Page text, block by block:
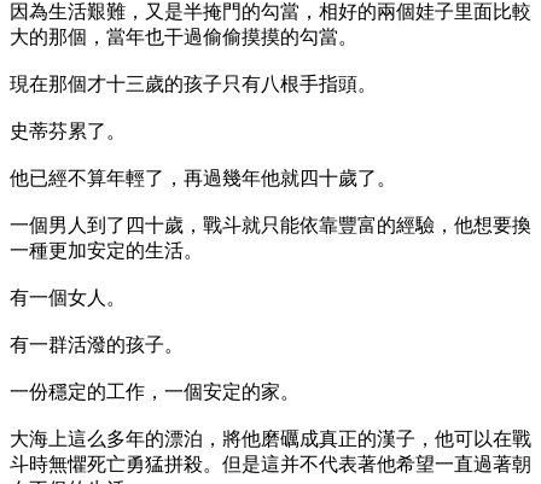
因為生活艱難，又是半掩門的勾當，相好的兩個娃子里面比較
大的那個，當年也干過偷偷摸摸的勾當。
現在那個才十三歲的孩子只有八根手指頭。
史蒂芬累了。
他已經不算年輕了，再過幾年他就四十歲了。
一個男人到了四十歲，戰斗就只能依靠豐富的經驗，他想要換
一種更加安定的生活。
有一個女人。
有一群活潑的孩子。
一份穩定的工作，一個安定的家。
大海上這么多年的漂泊，將他磨礪成真正的漢子，他可以在戰
斗時無懼死亡勇猛拼殺。但是這并不代表著他希望一直過著朝